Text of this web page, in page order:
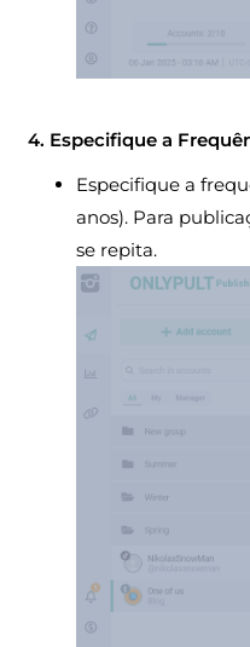
4. Especifique a
Especifique a
anos). Para
se repita.